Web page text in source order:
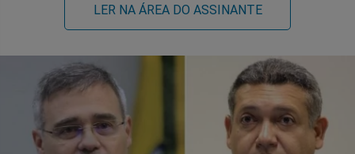
LER NA ÁREA DO ASSINANTE